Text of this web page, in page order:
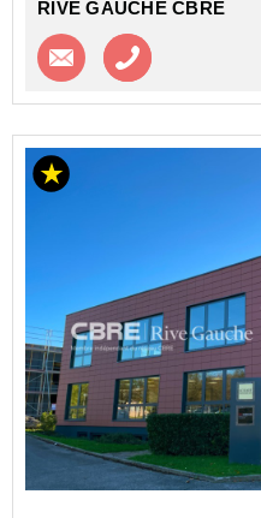
RIVE GAUCHE CBRE
Contacter l'agence